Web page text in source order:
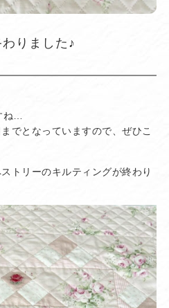
りました♪
ね…
でとなっていますので、ぜひこ
トリーのキルティングが終わり